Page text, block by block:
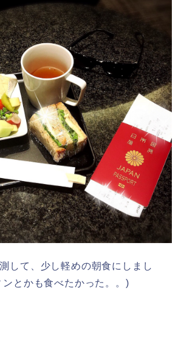
して、少し軽めの朝食にしまし
とかも食べたかった。。)